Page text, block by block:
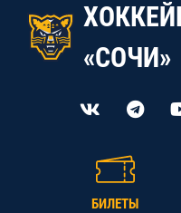
«СОЧИ»
БИЛЕТЫ